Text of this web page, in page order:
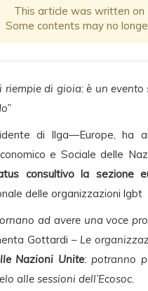
This article was written on
Some contents may no
riempie di gioia: è un
di Ilga—Europe, ha
e Sociale delle
consultivo la sezione
delle organizzazioni lgbt
ad avere una voce
Gottardi – Le
Nazioni Unite: potranno
alle sessioni dell’Ecosoc.